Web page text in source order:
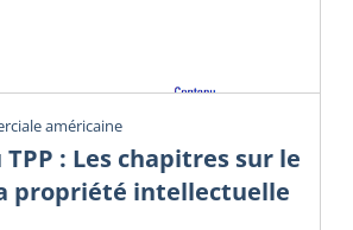
américaine
: Les chapitres sur le
propriété intellectuelle